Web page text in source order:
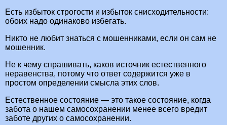
Есть избыток строгости и избыток снисходительности:
обоих надо одинаково избегать.
Никто не любит знаться с мошенниками, если он сам не
мошенник.
Не к чему спрашивать, каков источник естественного
неравенства, потому что ответ содержится уже в
простом определении смысла этих слов.
Естественное состояние — это такое состояние, когда
забота о нашем самосохранении менее всего вредит
заботе других о самосохранении.